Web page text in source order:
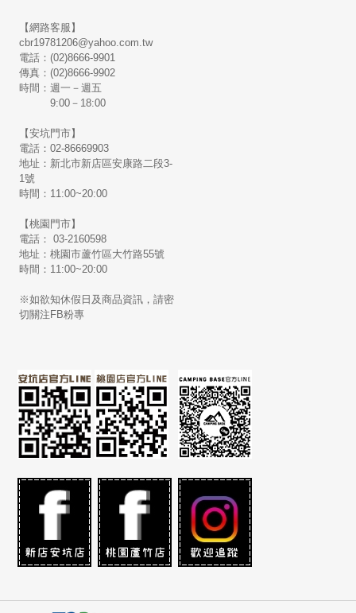
【網路客服】
cbr19781206@yahoo.com.tw
電話：(02)8666-9901
傳真：(02)8666-9902
時間：週一－週五
9:00－18:00
【安坑門市】
電話：02-86669903
地址：新北市新店區安康路二段3-
1號
時間：11:00~20:00
【桃園門市】
電話： 03-2160598
地址：桃園市蘆竹區大竹路55號
時間：11:00~20:00
※如欲知休假日及商品資訊，請密
切關注FB粉專